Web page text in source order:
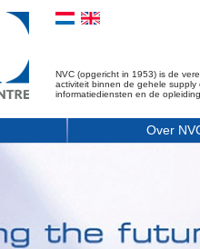
NVC (opgericht in 1953) is de
activiteit binnen de gehele supply
informatiediensten en de
Over